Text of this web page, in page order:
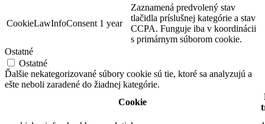
CookieLawInfoConsent 1 year
Zaznamená predvolený stav
tlačidla príslušnej kategórie a stav
CCPA. Funguje iba v koordinácii
s primárnym súborom cookie.
Ostatné
Ostatné
Ďalšie nekategorizované súbory cookie sú tie, ktoré sa analyzujú a
ešte neboli zaradené do žiadnej kategórie.
Cookie